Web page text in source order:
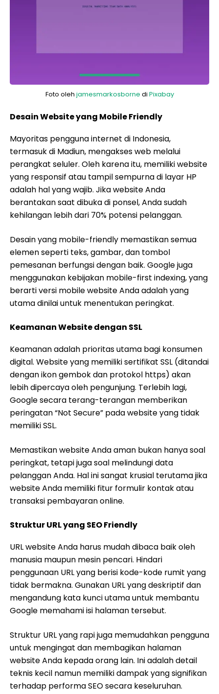
Foto oleh jamesmarkosborne di Pixabay
Desain Website yang Mobile Friendly
Mayoritas pengguna internet di Indonesia,
termasuk di Madiun, mengakses web melalui
perangkat seluler. Oleh karena itu, memiliki website
yang responsif atau tampil sempurna di layar HP
adalah hal yang wajib. Jika website Anda
berantakan saat dibuka di ponsel, Anda sudah
kehilangan lebih dari 70% potensi pelanggan.
Desain yang mobile-friendly memastikan semua
elemen seperti teks, gambar, dan tombol
pemesanan berfungsi dengan baik. Google juga
menggunakan kebijakan mobile-first indexing, yang
berarti versi mobile website Anda adalah yang
utama dinilai untuk menentukan peringkat.
Keamanan Website dengan SSL
Keamanan adalah prioritas utama bagi konsumen
digital. Website yang memiliki sertifikat SSL (ditandai
dengan ikon gembok dan protokol https) akan
lebih dipercaya oleh pengunjung. Terlebih lagi,
Google secara terang-terangan memberikan
peringatan “Not Secure” pada website yang tidak
memiliki SSL.
Memastikan website Anda aman bukan hanya soal
peringkat, tetapi juga soal melindungi data
pelanggan Anda. Hal ini sangat krusial terutama jika
website Anda memiliki fitur formulir kontak atau
transaksi pembayaran online.
Struktur URL yang SEO Friendly
URL website Anda harus mudah dibaca baik oleh
manusia maupun mesin pencari. Hindari
penggunaan URL yang berisi kode-kode rumit yang
tidak bermakna. Gunakan URL yang deskriptif dan
mengandung kata kunci utama untuk membantu
Google memahami isi halaman tersebut.
Struktur URL yang rapi juga memudahkan pengguna
untuk mengingat dan membagikan halaman
website Anda kepada orang lain. Ini adalah detail
teknis kecil namun memiliki dampak yang signifikan
terhadap performa SEO secara keseluruhan.